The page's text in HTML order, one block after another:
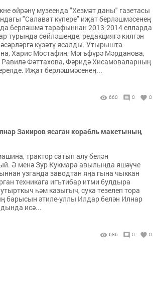
өйрәнү музеенда "Хезмәт даны" газетасы
"Салават күпере" иҗат берләшмәсенең
берләшмә тарафыннан 2013-2014 елларда
турында сөйләшенде, редакциягә килгән
күзәтү ясалды. Утырышта
Харис Мостафин, Мәгъфүрә Мәрданова,
Равилә Фәттахова, Фәридә Хисамоваларның
Иҗат берләшмәсенең...
660 0 0
Закиров ясаган корабль макетының
трактор сатып алу белән
Ә менә Зур Кукмара авылында яшәүче
узганда заводтан яңа гына чыккан
техникага игътибар итми булдыра
һәм казыгыч, сука тезелеп тора
барысын әтиле-уллы Илдар белән Илнар
исә...
686 0 0